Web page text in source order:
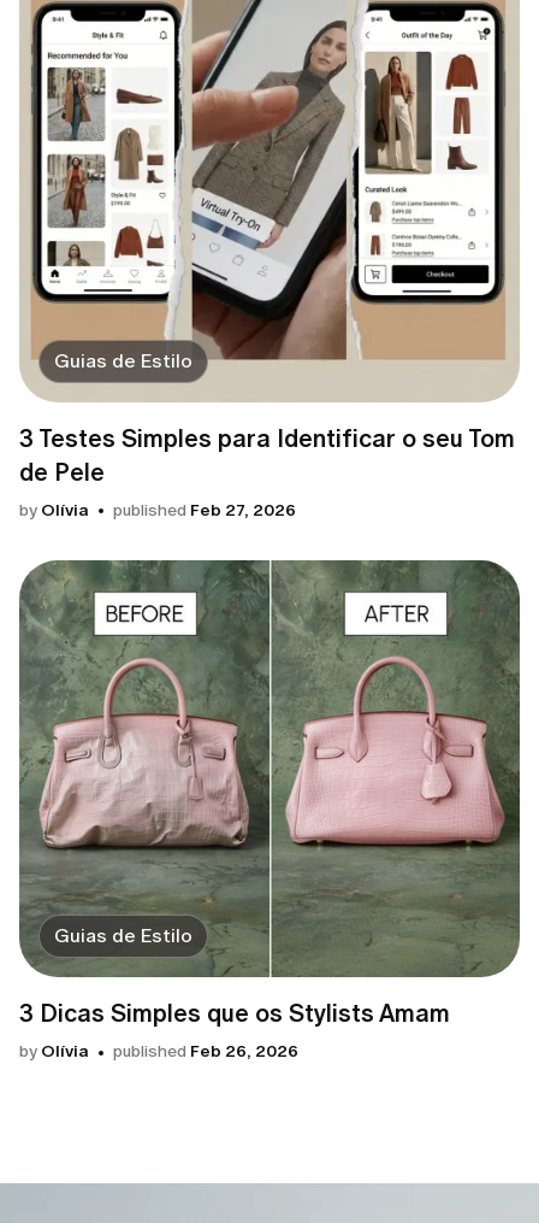
Guias de Estilo
3 Testes Simples para Identificar o seu Tom
de Pele
by Olívia published Feb 27, 2026
Guias de Estilo
3 Dicas Simples que os Stylists Amam
by Olívia published Feb 26, 2026